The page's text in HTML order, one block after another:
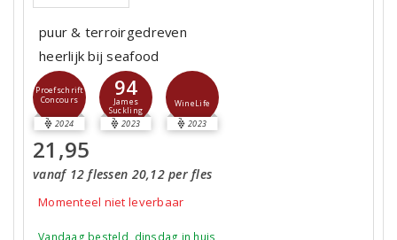
puur & terroirgedreven
heerlijk bij seafood
Proefschrift
Concours
2024
94
James
Suckling
2023
WineLife
2023
21,95
vanaf 12 flessen 20,12 per fles
Momenteel niet leverbaar
Vandaag besteld, dinsdag in huis